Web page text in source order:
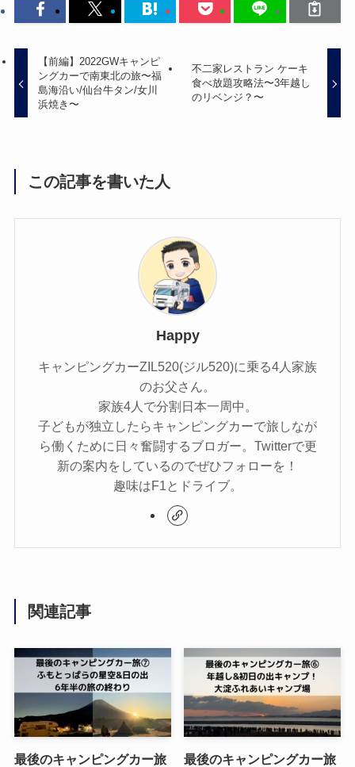
【前編】2022GWキャンピ
ングカーで南東北の旅〜福
島海沿い/仙台牛タン/女川
浜焼き〜
不二家レストラン ケーキ
食べ放題攻略法〜3年越し
のリベンジ？〜
この記事を書いた人
Happy
キャンピングカーZIL520(ジル520)に乗る4人家族
のお父さん。
家族4人で分割日本一周中。
子どもが独立したらキャンピングカーで旅しなが
ら働くために日々奮闘するブロガー。Twitterで更
新の案内をしているのでぜひフォローを！
趣味はF1とドライブ。
関連記事
最後のキャンピングカー旅
最後のキャンピングカー旅